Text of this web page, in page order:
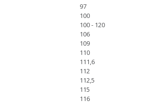
97
100
100 - 120
106
109
110
111,6
112
112,5
115
116